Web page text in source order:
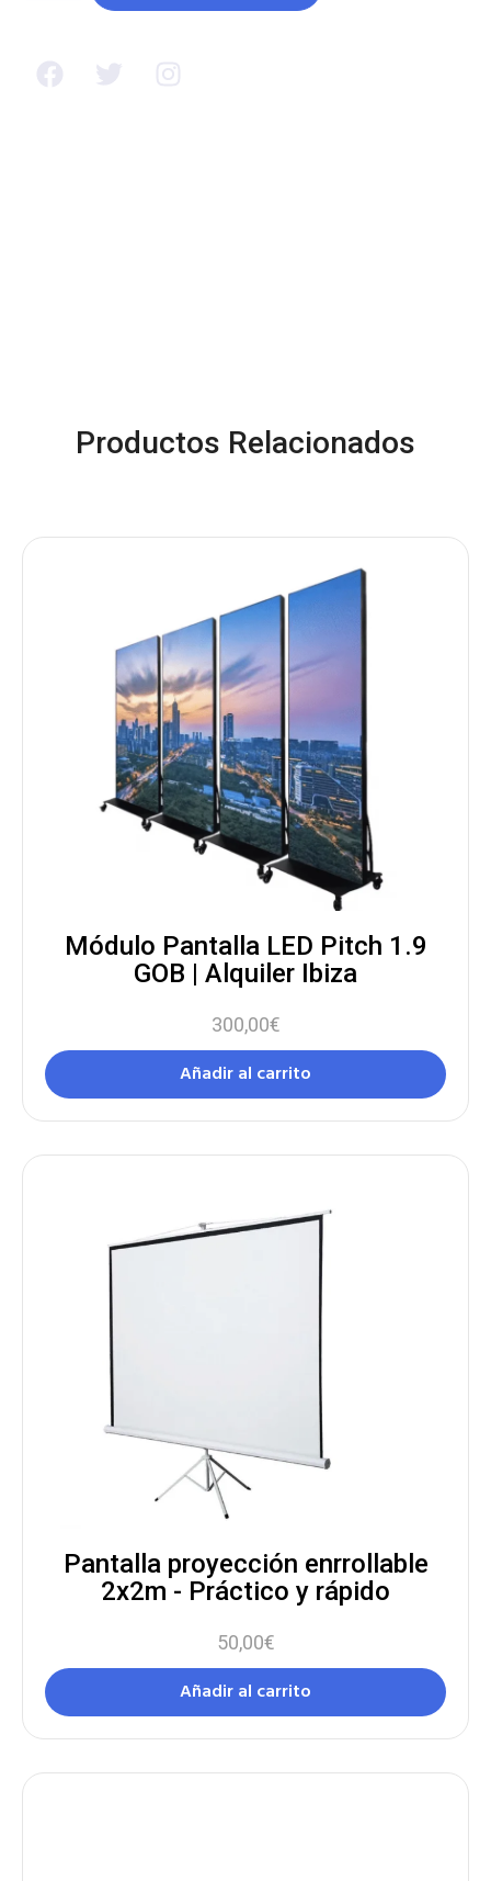
Productos Relacionados
Módulo Pantalla LED Pitch 1.9
GOB | Alquiler Ibiza
300,00€
Añadir al carrito
Pantalla proyección enrrollable
2x2m - Práctico y rápido
50,00€
Añadir al carrito